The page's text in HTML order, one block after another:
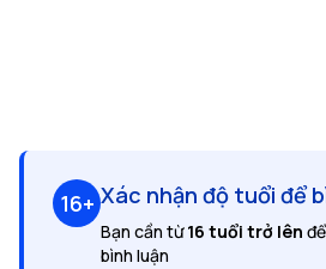
16+ Xác nhận độ tuổi để
Bạn cần từ16 tuổi trở lên
bình luận